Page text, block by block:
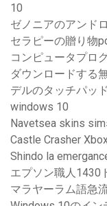
10
ゼノニアのアンド
セラピーの贈り物
コンピュータプロ
ダウンロードする
デルのタッチパッ
windows 10
Navetsea skins
Castle Crasher
Shindo la
エプソン職人1430
マラヤーラム語急